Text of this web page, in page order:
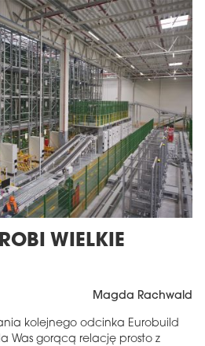
WIELKIE
Magda Rachwald
kolejnego odcinka Eurobuild
Was gorącą relację prosto z